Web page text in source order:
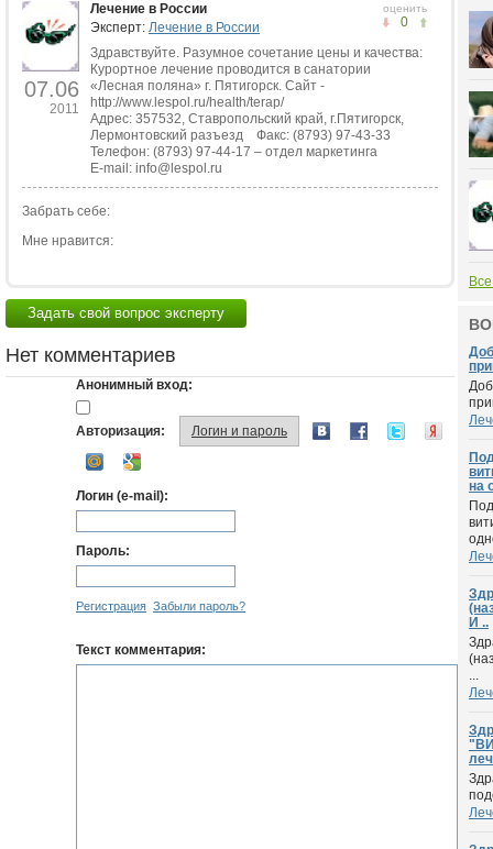
07.06
2011
оценить
0
Лечение в России
Эксперт: Лечение в России
Здравствуйте. Разумное сочетание цены и качества:
Курортное лечение проводится в санатории
«Лесная поляна» г. Пятигорск. Сайт -
http://www.lespol.ru/health/terap/
Адрес: 357532, Ставропольский край, г.Пятигорск,
Лермонтовский разъезд Факс: (8793) 97-43-33
Телефон: (8793) 97-44-17 – отдел маркетинга
E-mail: info@lespol.ru
Забрать себе:
Мне нравится:
Задать свой вопрос эксперту
Нет комментариев
Анонимный вход:
Авторизация: Логин и пароль
Логин (e-mail):
Пароль:
Регистрация Забыли пароль?
Текст комментария:
на
И ..
...